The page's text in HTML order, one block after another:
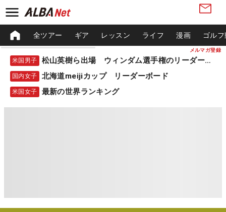
メルマガ登録
全ツアー ギア レッスン ライフ 漫画 ゴル
米国男子 松山英樹ら出場 ウィンダム選手権のリーダーボード
国内女子 北海道meijiカップ リーダーボード
米国女子 最新の世界ランキング